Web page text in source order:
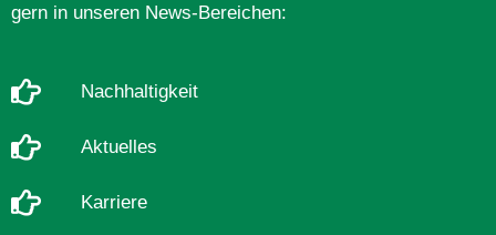
gern in unseren News-Bereichen:
Nachhaltigkeit
Aktuelles
Karriere